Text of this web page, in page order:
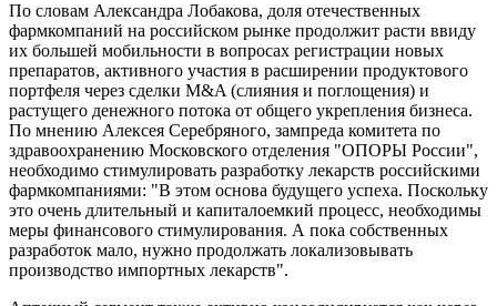
По словам Александра Лобакова, доля отечественных
фармкомпаний на российском рынке продолжит расти ввиду
их большей мобильности в вопросах регистрации новых
препаратов, активного участия в расширении продуктового
портфеля через сделки M&A (слияния и поглощения) и
растущего денежного потока от общего укрепления бизнеса.
По мнению Алексея Серебряного, зампреда комитета по
здравоохранению Московского отделения "ОПОРЫ России",
необходимо стимулировать разработку лекарств российскими
фармкомпаниями: "В этом основа будущего успеха. Поскольку
это очень длительный и капиталоемкий процесс, необходимы
меры финансового стимулирования. А пока собственных
разработок мало, нужно продолжать локализовывать
производство импортных лекарств".